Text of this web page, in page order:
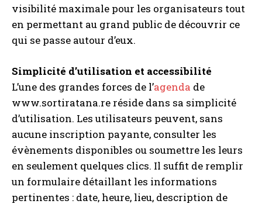
visibilité maximale pour les organisateurs tout
en permettant au grand public de découvrir ce
qui se passe autour d’eux.
Simplicité d’utilisation et accessibilité
L’une des grandes forces de l’agenda de
www.sortiratana.re réside dans sa simplicité
d’utilisation. Les utilisateurs peuvent, sans
aucune inscription payante, consulter les
évènements disponibles ou soumettre les leurs
en seulement quelques clics. Il suffit de remplir
un formulaire détaillant les informations
pertinentes : date, heure, lieu, description de